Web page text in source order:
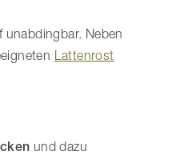
unabdingbar. Neben
Lattenrost
und dazu